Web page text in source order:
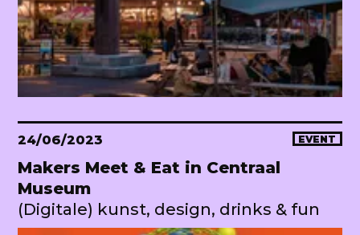
24/06/2023 EVENT
Makers Meet & Eat in Centraal
Museum
(Digitale) kunst, design, drinks & fun